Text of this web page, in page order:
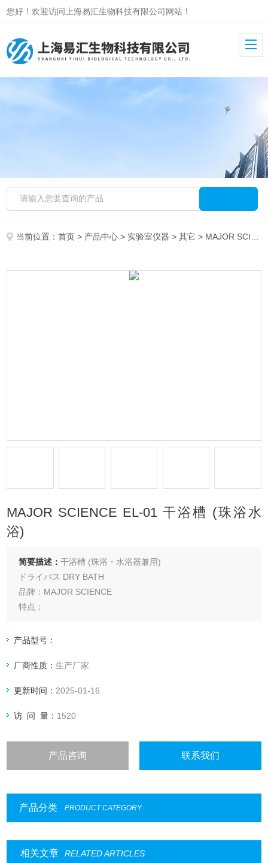
您好！欢迎访问上海易汇生物科技有限公司网站！
当前位置：首页 > 产品中心 > 实验室仪器 >其它 > MAJOR SCIENCE EL-01 干浴槽 (珠浴水浴)
MAJOR SCIENCE EL-01 干浴槽 (珠浴水
浴)
简要描述：干浴槽 (珠浴・水浴器兼用)
ドライバス DRY BATH
品牌：MAJOR SCIENCE
特点：
规格：
● 温度调节精度：±0.2℃（37℃时）
● 定时器：1分钟～99小时59分钟
MAJOR SCIENCE EL-01 干浴槽 (珠浴水浴)
产品型号：
厂商性质：生产厂家
更新时间： 2025-01-16
访 问 量： 1520
产品咨询 联系我们
产品分类 PRODUCT CATEGORY
相关文章 RELATED ARTICLES